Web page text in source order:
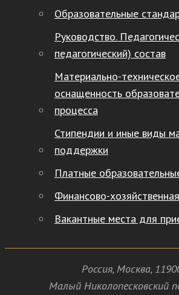
Образовательные
Руководство.
педагогический) состав
Материально-
оснащенность
процесса
Стипендии и иные виды
поддержки
Платные
Финансово-
Вакантные места для
Россия, Москва,
Малый Николопесковский